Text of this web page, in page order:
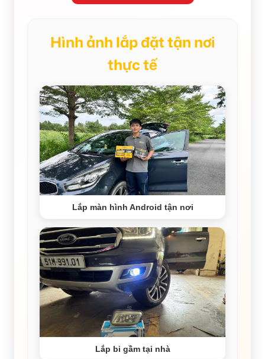
Hình ảnh lắp đặt tận nơi
thực tế
Lắp màn hình Android tận nơi
Lắp bi gầm tại nhà